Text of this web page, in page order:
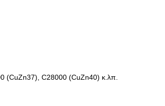
(CuZn37), C28000 (CuZn40) κ.λπ.